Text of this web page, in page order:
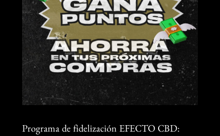
Programa de fidelización EFECTO CBD: